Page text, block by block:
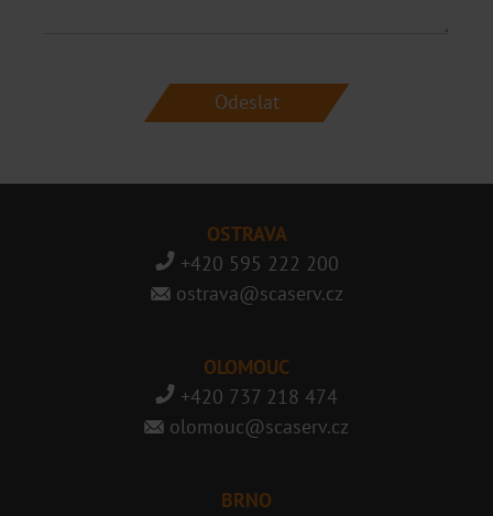
OSTRAVA
+420 595 222 200
ostrava@scaserv.cz
OLOMOUC
+420 737 218 474
olomouc@scaserv.cz
BRNO